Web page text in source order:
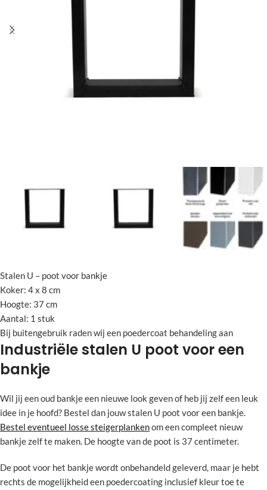
Stalen U – poot voor bankje
Koker: 4 x 8 cm
Hoogte: 37 cm
Aantal: 1 stuk
Bij buitengebruik raden wij een poedercoat behandeling aan
Industriële stalen U poot voor een
bankje
Wil jij een oud bankje een nieuwe look geven of heb jij zelf een leuk
idee in je hoofd? Bestel dan jouw stalen U poot voor een bankje.
Bestel eventueel losse steigerplankenom een compleet nieuw
bankje zelf te maken. De hoogte van de poot is 37 centimeter.
De poot voor het bankje wordt onbehandeld geleverd, maar je hebt
rechts de mogelijkheid een poedercoating inclusief kleur toe te